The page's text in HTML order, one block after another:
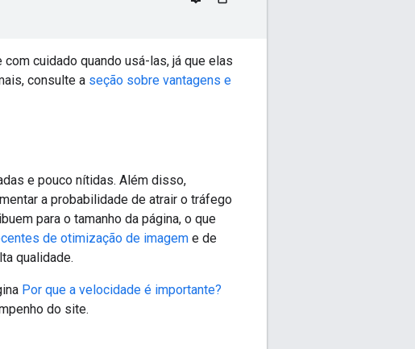
cuidado quando usá-las, já que elas
consulte a seção sobre vantagens e
e pouco nítidas. Além disso,
a probabilidade de atrair o tráfego
para o tamanho da página, o que
de otimização de imagem e de
qualidade.
Por que a velocidade é importante?
do site.